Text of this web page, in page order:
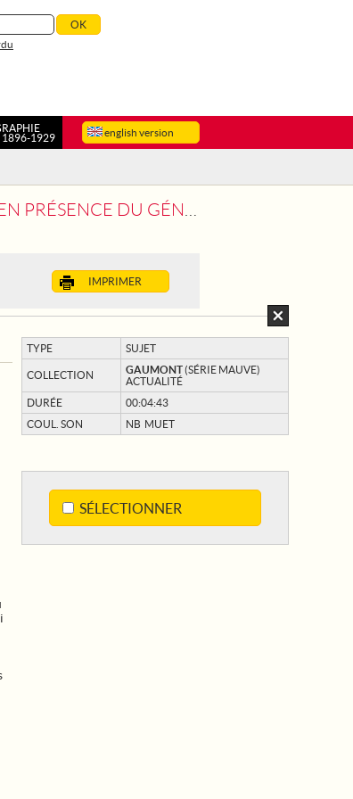
english version
1896-1929
ET DU MARÉCHAL PETAIN
IMPRIMER
TYPE SUJET
COLLECTION GAUMONT(SÉRIE MAUVE)
ACTUALITÉ
DURÉE
00:04:43
COUL. SON
NB MUET
SÉLECTIONNER